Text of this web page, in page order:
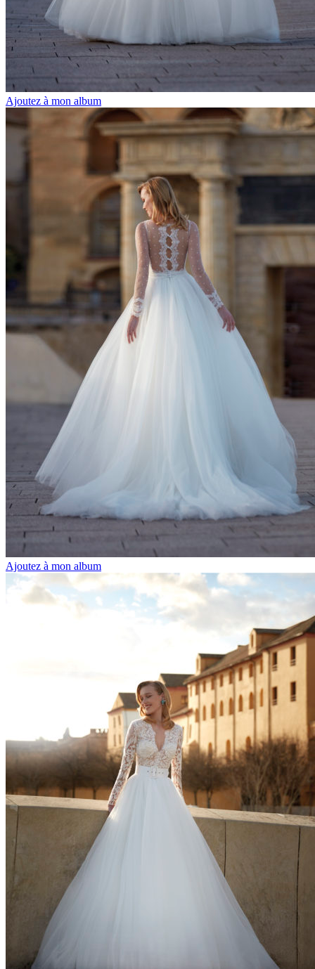
Ajoutez à mon album
Ajoutez à mon album